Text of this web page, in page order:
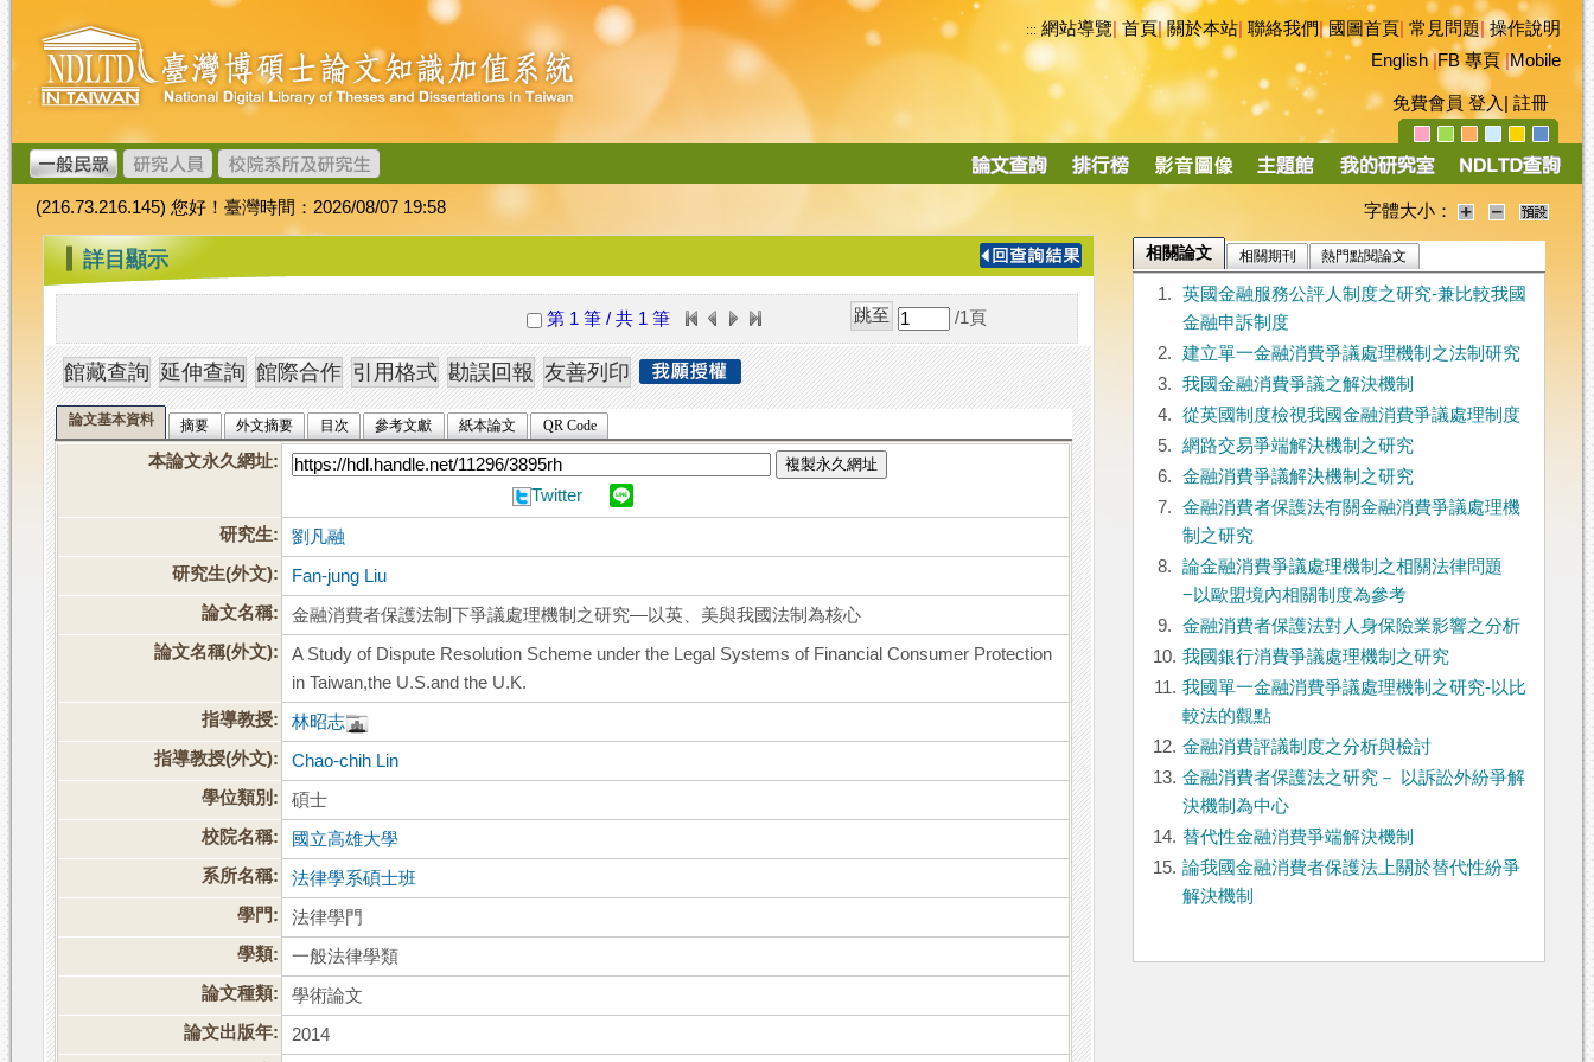
跳
到
主
要
內
容
臺
灣
博
碩
士
論
文
加
值
系
統
::: 網站導覽|首頁|關於本站 聯絡我們|國圖首頁 常見問題|操作說明
English|FB 專頁|Mobile
免費會員 登入 註冊
導
(216.73.216.145) 您好！臺灣時間：2026/08/07 19:58 字體大小：
::: 詳目顯示
第 1 筆 / 共 1 筆 /1 頁
論文基本資料 摘要 外文摘要 目次 參考文獻 紙本論文 QR Code
本論文永久網址: 複製永久網址
Twitter
研究生:
劉凡融
研究生(外文):
Fan-jung Liu
論文名稱:
金融消費者保護法制下爭議處理機制之研究—以英、美與我國法制為核心
論文名稱(外文):
A Study of Dispute Resolution Scheme under the Legal Systems of Financial Consumer Protection
in Taiwan,the U.S.and the U.K.
指導教授:
林昭志
指導教授(外文):
Chao-chih Lin
學位類別:
碩士
校院名稱:
國立高雄大學
系所名稱:
法律學系碩士班
學門:
法律學門
學類:
一般法律學類
論文種類:
學術論文
論文出版年:
2014
相關論文 相關期刊 熱門點閱論文
1.
英國金融服務公評人制度之研究-兼比較我國
金融申訴制度
2.
建立單一金融消費爭議處理機制之法制研究
3.
我國金融消費爭議之解決機制
4.
從英國制度檢視我國金融消費爭議處理制度
5.
網路交易爭端解決機制之研究
6.
金融消費爭議解決機制之研究
7.
金融消費者保護法有關金融消費爭議處理機
制之研究
8.
論金融消費爭議處理機制之相關法律問題
−以歐盟境內相關制度為參考
9.
金融消費者保護法對人身保險業影響之分析
10. 我國銀行消費爭議處理機制之研究
11. 我國單一金融消費爭議處理機制之研究-以比
較法的觀點
12. 金融消費評議制度之分析與檢討
13. 金融消費者保護法之研究－ 以訴訟外紛爭解
決機制為中心
14. 替代性金融消費爭端解決機制
15. 論我國金融消費者保護法上關於替代性紛爭
解決機制